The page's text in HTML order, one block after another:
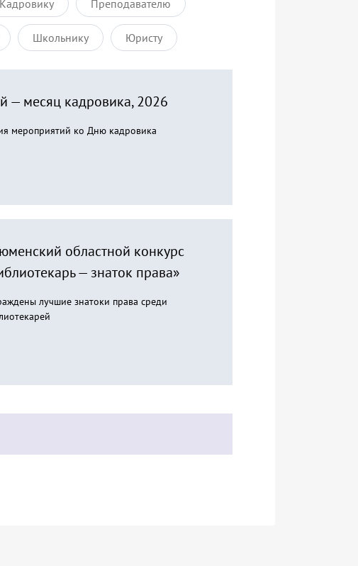
Кадровику Преподавателю
Школьнику Юристу
— месяц кадровика, 2026
мероприятий ко Дню кадровика
областной конкурс
— знаток права»
лучшие знатоки права среди